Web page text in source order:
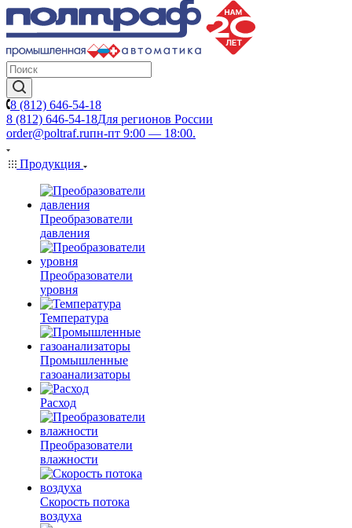
8 (812) 646-54-18
8 (812) 646-54-18Для регионов России
order@poltraf.ruпн-пт 9:00 — 18:00.
Продукция
Преобразователи
давления
Преобразователи
уровня
Температура
Промышленные
газоанализаторы
Расход
Преобразователи
влажности
Скорость потока
воздуха